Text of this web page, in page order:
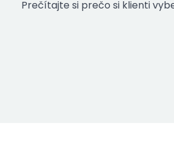
Prečítajte si prečo si klienti